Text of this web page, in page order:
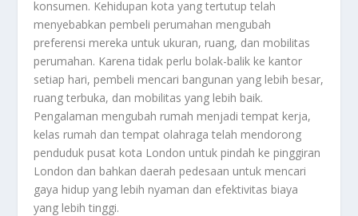
konsumen. Kehidupan kota yang tertutup telah
menyebabkan pembeli perumahan mengubah
preferensi mereka untuk ukuran, ruang, dan mobilitas
perumahan. Karena tidak perlu bolak-balik ke kantor
setiap hari, pembeli mencari bangunan yang lebih besar,
ruang terbuka, dan mobilitas yang lebih baik.
Pengalaman mengubah rumah menjadi tempat kerja,
kelas rumah dan tempat olahraga telah mendorong
penduduk pusat kota London untuk pindah ke pinggiran
London dan bahkan daerah pedesaan untuk mencari
gaya hidup yang lebih nyaman dan efektivitas biaya
yang lebih tinggi.